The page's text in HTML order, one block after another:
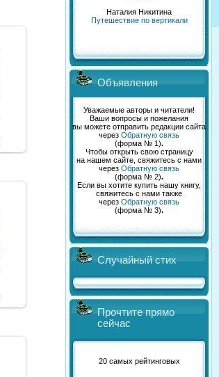
Наталия Никитина
Путешествие по вертикали
Объявления
Уважаемые авторы и читатели!
Ваши вопросы и пожелания
вы можете отправить редакции сайта
через Обратную связь
(форма № 1).
Чтобы открыть свою страницу
на нашем сайте, свяжитесь с нами
через Обратную связь
(форма № 2).
Если вы хотите купить нашу книгу,
свяжитесь с нами также
через Обратную связь
(форма № 3).
Случайный стих
Прочтите прямо
сейчас
20 самых рейтинговых